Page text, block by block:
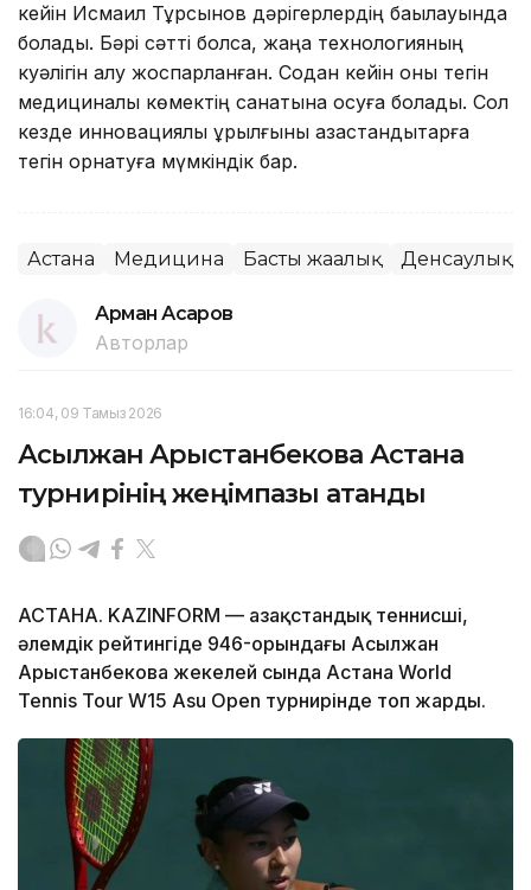
кейін Исмаил Тұрсынов дәрігерлердің бақылауында
болады. Бәрі сәтті болса, жаңа теxнологияның
куәлігін алу жоспарланған. Содан кейін оны тегін
медициналық көмектің санатына қосуға болады. Сол
кезде инновациялық құрылғыны қазақстандықтарға
тегін орнатуға мүмкіндік бар.
Астана Медицина Басты жаңалық Денсаулық
Арман Асқаров
Авторлар
16:04, 09 Тамыз 2026
Асылжан Арыстанбекова Астана
турнирінің жеңімпазы атанды
АСТАНА. KAZINFORM — Қазақстандық теннисші,
әлемдік рейтингіде 946-орындағы Асылжан
Арыстанбекова жекелей сында Астана World
Tennis Tour W15 Asu Open турнирінде топ жарды.